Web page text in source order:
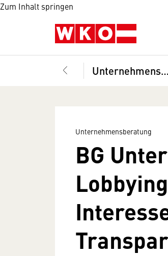
Zum Inhalt springen
Unternehmensberatung
Unternehmensberatung
BG